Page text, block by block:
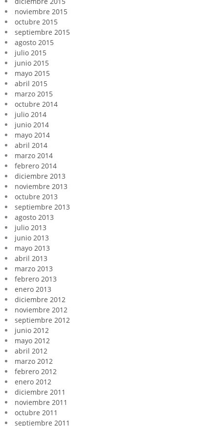
noviembre 2015
octubre 2015
septiembre 2015
agosto 2015
julio 2015
junio 2015
mayo 2015
abril 2015
marzo 2015
octubre 2014
julio 2014
junio 2014
mayo 2014
abril 2014
marzo 2014
febrero 2014
diciembre 2013
noviembre 2013
octubre 2013
septiembre 2013
agosto 2013
julio 2013
junio 2013
mayo 2013
abril 2013
marzo 2013
febrero 2013
enero 2013
diciembre 2012
noviembre 2012
septiembre 2012
junio 2012
mayo 2012
abril 2012
marzo 2012
febrero 2012
enero 2012
diciembre 2011
noviembre 2011
octubre 2011
septiembre 2011